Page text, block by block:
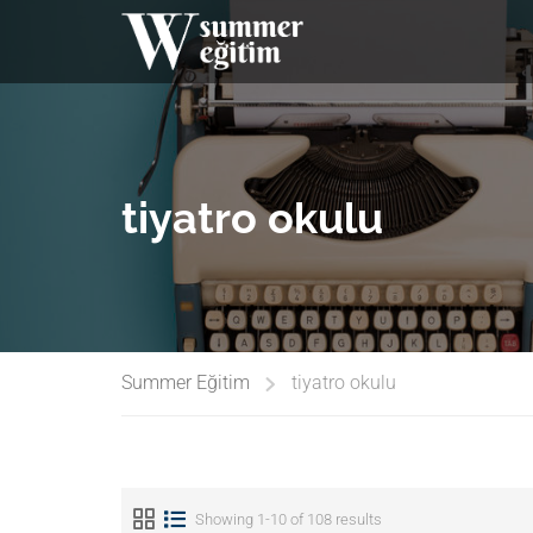
tiyatro okulu
Summer Eğitim tiyatro okulu
Showing 1-10 of 108 results